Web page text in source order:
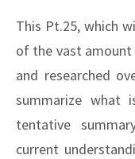
This Pt.25, which
of the vast
and researched
summarize what
tentative
current